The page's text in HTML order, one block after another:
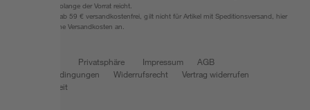
Produkte nur solange der Vorrat reicht.
*Paketversand ab 59 € versandkostenfrei, gilt nicht für Artikel mit Speditionsversand, hier
fallen zusätzliche Versandkosten an.
Privatsphäre Impressum
AGB
Nutzungsbedingungen
Widerrufsrecht
Vertrag widerrufen
Barrierefreiheit